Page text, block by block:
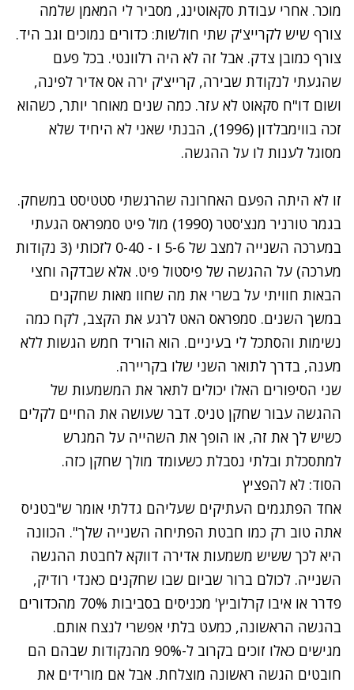
מוכר. אחרי עבודת סקאוטינג, מסביר לי המאמן שלמה
צורף שיש לקרייצ'ק שתי חולשות: כדורים נמוכים וגב היד.
צורף כמובן צדק. אבל זה לא היה רלוונטי. בכל פעם
שהגעתי לנקודת שבירה, קרייצ'ק ירה אס אדיר לפינה,
ושום דו"ח סקאוט לא עזר. כמה שנים מאוחר יותר, כשהוא
זכה בווימבלדון (1996), הבנתי שאני לא היחיד שלא
מסוגל לענות לו על ההגשה.
זו לא היתה הפעם האחרונה שהרגשתי סטטיסט במשחק.
בגמר טורניר מנצ'סטר (1990) מול פיט סמפראס הגעתי
במערכה השנייה למצב של 5-6 ו - 0-40 לזכותי (3 נקודות
מערכה) על ההגשה של פיסטול פיט. אלא שבדקה וחצי
הבאות חוויתי על בשרי את מה שחוו מאות שחקנים
במשך השנים. סמפראס האט לרגע את הקצב, לקח כמה
נשימות והסתכל לי בעיניים. הוא הוריד חמש הגשות ללא
מענה, בדרך לתואר השני שלו בקריירה.
שני הסיפורים האלו יכולים לתאר את המשמעות של
ההגשה עבור שחקן טניס. דבר שעושה את החיים לקלים
כשיש לך את זה, או הופך את השהייה על המגרש
למתסכלת ובלתי נסבלת כשעומד מולך שחקן כזה.
הסוד: לא להפציץ
אחד הפתגמים העתיקים שעליהם גדלתי אומר ש"בטניס
אתה טוב רק כמו חבטת הפתיחה השנייה שלך". הכוונה
היא לכך ששיש משמעות אדירה דווקא לחבטת ההגשה
השנייה. לכולם ברור שביום שבו שחקנים כאנדי רודיק,
פדרר או איבו קרלוביץ' מכניסים בסביבות 70% מהכדורים
בהגשה הראשונה, כמעט בלתי אפשרי לנצח אותם.
מגישים כאלו זוכים בקרוב ל-90% מהנקודות שבהם הם
חובטים הגשה ראשונה מוצלחת. אבל אם מורידים את